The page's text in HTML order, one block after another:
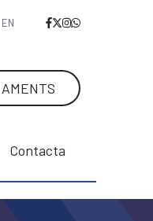
EN
Contacta